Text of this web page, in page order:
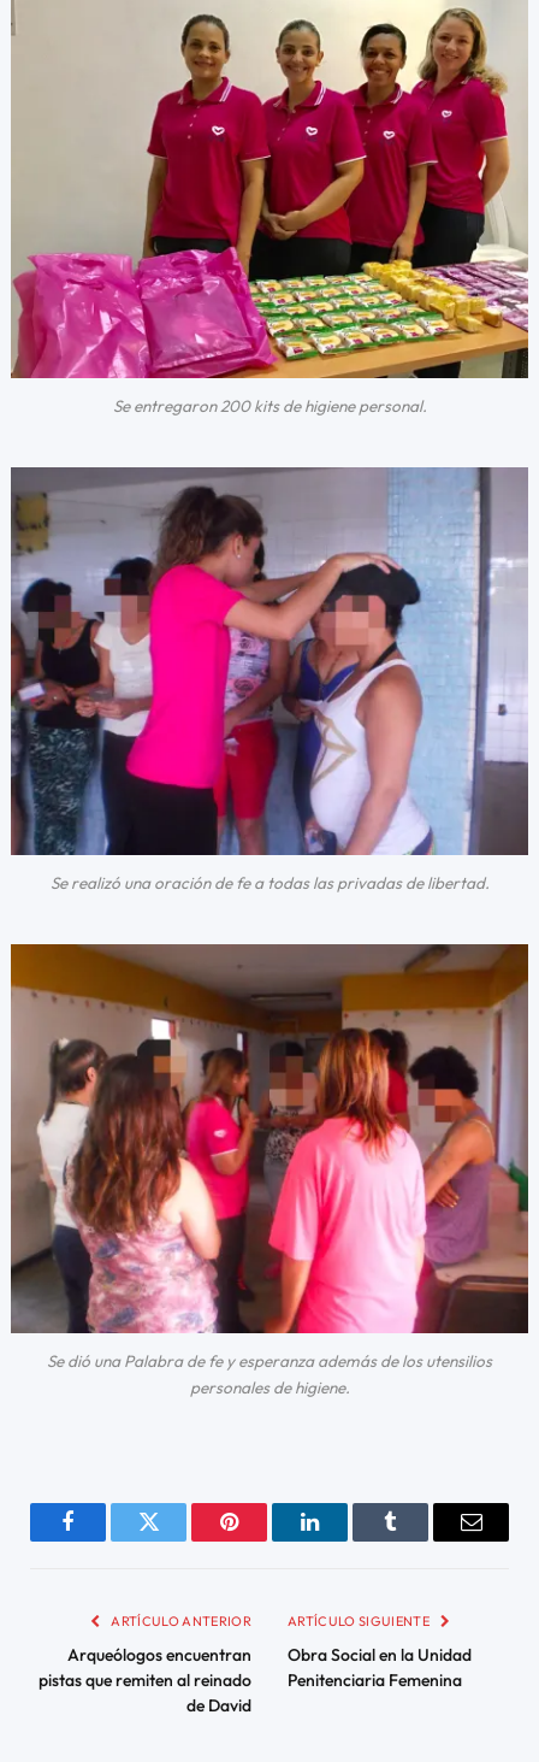
Se entregaron 200 kits de higiene personal.
Se realizó una oración de fe a todas las privadas de libertad.
Se dió una Palabra de fe y esperanza además de los utensilios
personales de higiene.
FacebookTwitter Pinterest LinkedInTumblr Email
ARTÍCULO ANTERIOR
Arqueólogos encuentran
pistas que remiten al reinado
de David
ARTÍCULO SIGUIENTE
Obra Social en la Unidad
Penitenciaria Femenina